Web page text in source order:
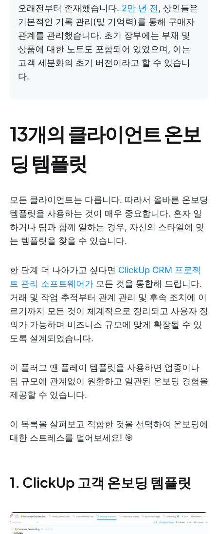
오래전부터 존재했습니다. 2만 년 전 , 상인들은
기본적인 기록 관리(및 기억력)를 통해 구매자
관계를 관리했습니다. 초기 장부에는 부채 및
상품에 대한 노트도 포함되어 있었으며, 이는
고객 세분화의 초기 버전이라고 할 수 있습니
다.
13개의 클라이언트 온보
딩 템플릿
모든 클라이언트는 다릅니다. 따라서 올바른 온보딩
템플릿을 사용하는 것이 매우 중요합니다. 혼자 일
하거나 팀과 함께 일하는 경우, 자신의 스타일에 맞
는 템플릿을 찾을 수 있습니다.
한 단계 더 나아가고 싶다면 ClickUp CRM 프로젝
트 관리 소프트웨어가 모든 것을 통합해 드립니다.
거래 및 작업 추적부터 관계 관리 및 후속 조치에 이
르기까지 모든 것이 체계적으로 정리되고 사용자 정
의가 가능하며 비즈니스 규모에 맞게 확장될 수 있
도록 설계되었습니다.
이 플러그 앤 플레이 템플릿을 사용하면 업종이나
팀 규모에 관계없이 원활하고 일관된 온보딩 경험을
제공할 수 있습니다.
이 목록을 살펴보고 적합한 것을 선택하여 온보딩에
대한 스트레스를 덜어보세요! 🎯
1. ClickUp 고객 온보딩 템플릿